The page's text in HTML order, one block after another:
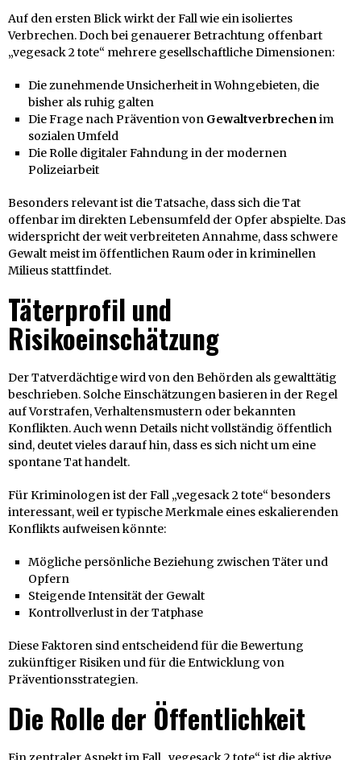
Auf den ersten Blick wirkt der Fall wie ein isoliertes
Verbrechen. Doch bei genauerer Betrachtung offenbart
„vegesack 2 tote“ mehrere gesellschaftliche Dimensionen:
Die zunehmende Unsicherheit in Wohngebieten, die
bisher als ruhig galten
Die Frage nach Prävention von Gewaltverbrechenim
sozialen Umfeld
Die Rolle digitaler Fahndung in der modernen
Polizeiarbeit
Besonders relevant ist die Tatsache, dass sich die Tat
offenbar im direkten Lebensumfeld der Opfer abspielte. Das
widerspricht der weit verbreiteten Annahme, dass schwere
Gewalt meist im öffentlichen Raum oder in kriminellen
Milieus stattfindet.
Täterprofil und
Risikoeinschätzung
Der Tatverdächtige wird von den Behörden als gewalttätig
beschrieben. Solche Einschätzungen basieren in der Regel
auf Vorstrafen, Verhaltensmustern oder bekannten
Konflikten. Auch wenn Details nicht vollständig öffentlich
sind, deutet vieles darauf hin, dass es sich nicht um eine
spontane Tat handelt.
Für Kriminologen ist der Fall „vegesack 2 tote“ besonders
interessant, weil er typische Merkmale eines eskalierenden
Konflikts aufweisen könnte:
Mögliche persönliche Beziehung zwischen Täter und
Opfern
Steigende Intensität der Gewalt
Kontrollverlust in der Tatphase
Diese Faktoren sind entscheidend für die Bewertung
zukünftiger Risiken und für die Entwicklung von
Präventionsstrategien.
Die Rolle der Öffentlichkeit